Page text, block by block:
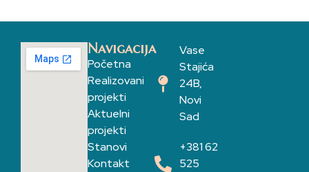
Navigacija
Početna
Realizovani
projekti
Aktuelni
projekti
Stanovi
Kontakt
Vase
Stajića
24B,
Novi
Sad
+381 62
525